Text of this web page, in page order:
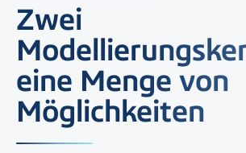
Zwei
eine Menge von
Möglichkeiten